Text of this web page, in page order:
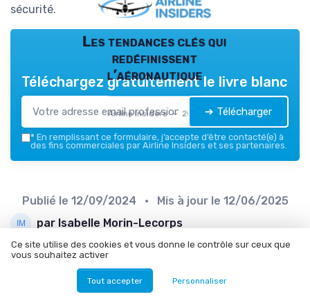
sécurité.
Les tendances clés qui
redéfinissent
l’aéronautique
Airline Insiders — 2026
Téléchargez gratuitement le livre blanc
➔ Télécharger
* En remplissant ce formulaire, j’accepte d’être contacté(e) à
des fins commerciales par Airline Insiders et ses partenaires.
Publié le 12/09/2024 • Mis à jour le 12/06/2025
par Isabelle Morin-Lecorps
Sommaire
Ce site utilise des cookies et vous donne le contrôle sur ceux que
vous souhaitez activer
Tout accepter Personnaliser